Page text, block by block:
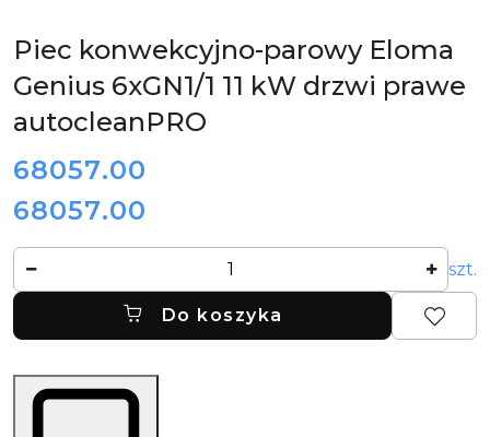
Piec konwekcyjno-parowy Eloma
Genius 6xGN1/1 11 kW drzwi prawe
autocleanPRO
cena:
68057.00
Cena:
68057.00
szt.
Do koszyka